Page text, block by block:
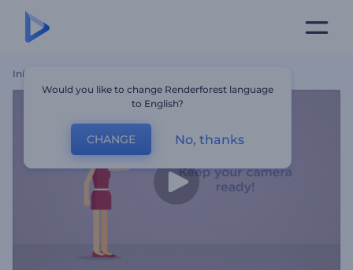
Início
Would you like to change Renderforest language
to English?
CHANGE No, thanks